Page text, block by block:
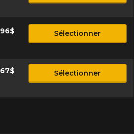
Sélectionner
Sélectionner